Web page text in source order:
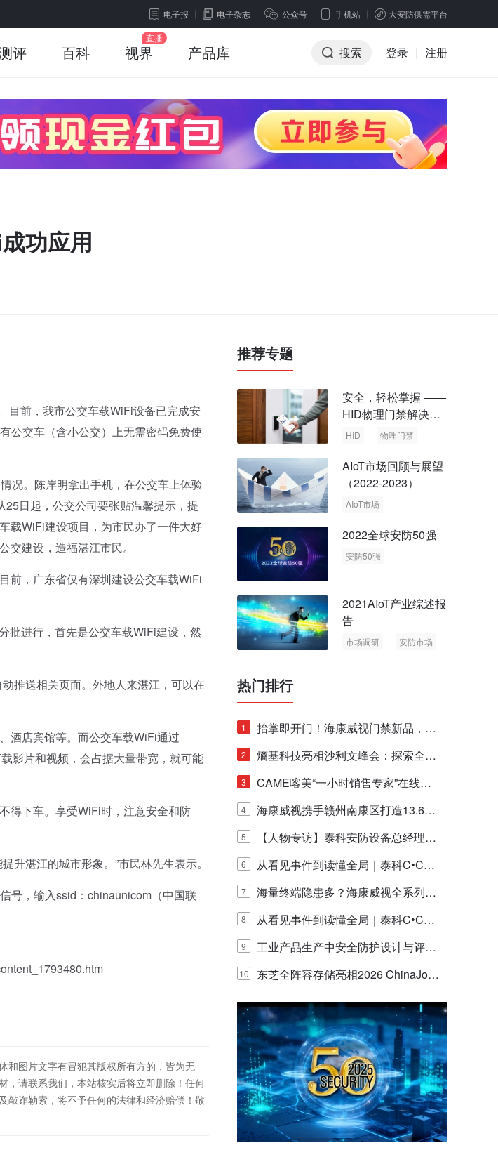
电子报 电子杂志 公众号 手机站 大安防供需平台
评 百科 视界 产品库 搜索 登录 | 注册
功应用
目前，我市公交车载WiFi设备已完成安
公交车（含小公交）上无需密码免费使
况。陈岸明拿出手机，在公交车上体验
25日起，公交公司要张贴温馨提示，提
载WiFi建设项目，为市民办了一件大好
建设，造福湛江市民。
前，广东省仅有深圳建设公交车载WiFi
批进行，首先是公交车载WiFi建设，然
推送相关页面。外地人来湛江，可以在
酒店宾馆等。而公交车载WiFi通过
影片和视频，会占据大量带宽，就可能
得下车。享受WiFi时，注意安全和防
湛江的城市形象。”市民林先生表示。
号，输入ssid：chinaunicom（中国联
和图片文字有冒犯其版权所有方的，皆为无
，请联系我们，本站核实后将立即删除！任何
敲诈勒索，将不予任何的法律和经济赔偿！敬
推荐专题
安全，轻松掌握 ——
HID物理门禁解决方
案，启动智慧安全新
HID 物理门禁
AIoT市场回顾与展望
（2022-2023）
AIoT市场
2022全球安防50强
安防50强
2021AIoT产业综述报
告
市场调研
安防市场
热门排行
1
抬掌即开门！海康威视门禁新品，不
止认人脸，更认"掌"中静脉！
2
熵基科技亮相沙利文峰会：探索全栈
脑机技术商业化生态新路径
3
CAME喀美“一小时销售专家”在线赋
能培训正式启动！
4
海康威视携手赣州南康区打造13.6公
里绿波网
5
【人物专访】泰科安防设备总经理张
宁解码安防出海新范式
6
从看见事件到读懂全局｜泰科C•CUR
E IQ 3.20开启安防运营智能新时代
7
海量终端隐患多？海康威视全系列物
联安全产品，四层守护更放心！
8
从看见事件到读懂全局｜泰科C•CUR
E IQ 3.20开启安防运营智能新时代
9
工业产品生产中安全防护设计与评估
的实践与探讨
10
东芝全阵容存储亮相2026 ChinaJo
y，以海量数据底座赋能“与AI同游”新
体验